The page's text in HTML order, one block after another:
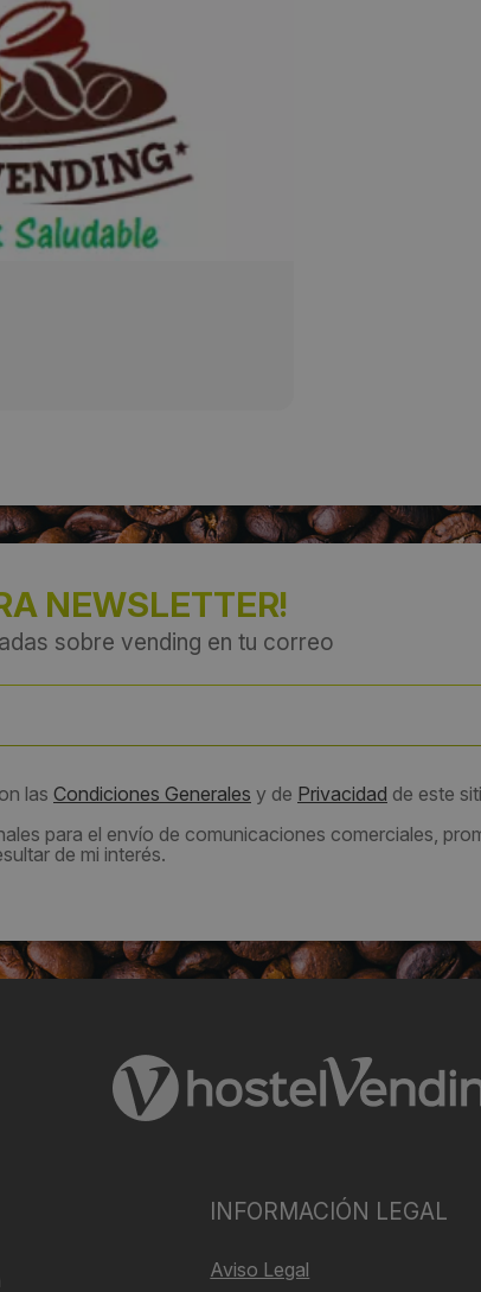
NEWSLETTER!
sobre vending en tu correo
las Condiciones Generales y de Privacidad de este
para el envío de comunicaciones comerciales,
de mi interés.
INFORMACIÓN LEGAL
Aviso Legal